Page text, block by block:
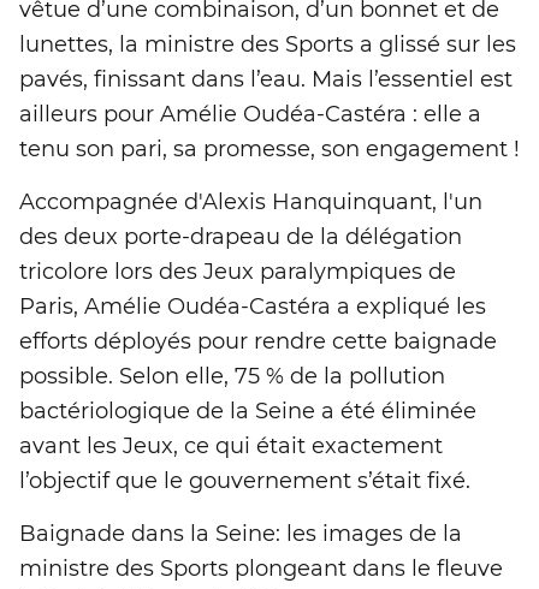
vêtue d’une combinaison, d’un bonnet et de
lunettes, la ministre des Sports a glissé sur les
pavés, finissant dans l’eau. Mais l’essentiel est
ailleurs pour Amélie Oudéa-Castéra : elle a
tenu son pari, sa promesse, son engagement !
Accompagnée d'Alexis Hanquinquant, l'un
des deux porte-drapeau de la délégation
tricolore lors des Jeux paralympiques de
Paris, Amélie Oudéa-Castéra a expliqué les
efforts déployés pour rendre cette baignade
possible. Selon elle, 75 % de la pollution
bactériologique de la Seine a été éliminée
avant les Jeux, ce qui était exactement
l’objectif que le gouvernement s’était fixé.
Baignade dans la Seine: les images de la
ministre des Sports plongeant dans le fleuve